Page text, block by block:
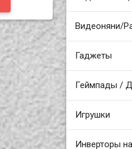
Видеоняни/
Гаджеты
Геймпады /
Игрушки
Инверторы